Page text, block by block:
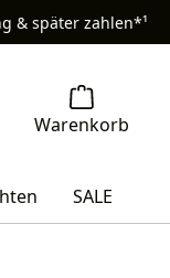
& später zahlen*¹
SALE